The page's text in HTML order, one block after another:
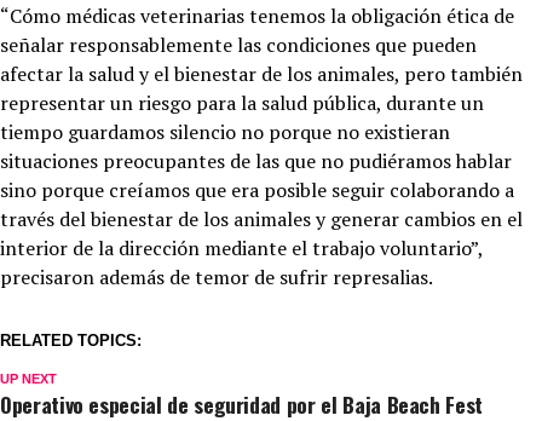
“Cómo médicas veterinarias tenemos la obligación ética de
señalar responsablemente las condiciones que pueden
afectar la salud y el bienestar de los animales, pero también
representar un riesgo para la salud pública, durante un
tiempo guardamos silencio no porque no existieran
situaciones preocupantes de las que no pudiéramos hablar
sino porque creíamos que era posible seguir colaborando a
través del bienestar de los animales y generar cambios en el
interior de la dirección mediante el trabajo voluntario”,
precisaron además de temor de sufrir represalias.
RELATED TOPICS:
UP NEXT
Operativo especial de seguridad por el Baja Beach Fest